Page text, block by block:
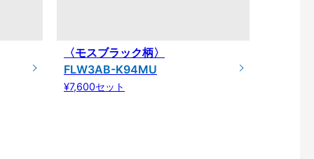
〈モスブラック柄〉
FLW3AB-K94MU
¥7,600セット